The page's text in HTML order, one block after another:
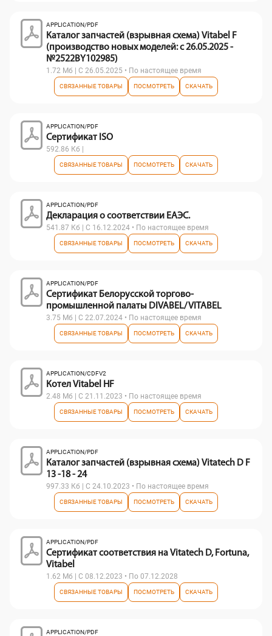
APPLICATION/PDF
Каталог запчастей (взрывная схема) Vitabel F
(производство новых моделей: с 26.05.2025 -
№2522BY102985)
1.72 Мб | С 26.05.2025 • По настоящее время
СВЯЗАННЫЕ ТОВАРЫ ПОСМОТРЕТЬ СКАЧАТЬ
APPLICATION/PDF
Сертификат ISO
592.86 Кб |
СВЯЗАННЫЕ ТОВАРЫ ПОСМОТРЕТЬ СКАЧАТЬ
APPLICATION/PDF
Декларация о соответствии ЕАЭС.
541.87 Кб | С 16.12.2024 • По настоящее время
СВЯЗАННЫЕ ТОВАРЫ ПОСМОТРЕТЬ СКАЧАТЬ
APPLICATION/PDF
Сертификат Белорусской торгово-
промышленной палаты DIVABEL/ VITABEL
3.75 Мб | С 22.07.2024 • По настоящее время
СВЯЗАННЫЕ ТОВАРЫ ПОСМОТРЕТЬ СКАЧАТЬ
APPLICATION/CDFV2
Котел Vitabel HF
2.48 Мб | С 21.11.2023 • По настоящее время
СВЯЗАННЫЕ ТОВАРЫ ПОСМОТРЕТЬ СКАЧАТЬ
APPLICATION/PDF
Каталог запчастей (взрывная схема) Vitatech D F
13 -18 - 24
997.33 Кб | С 24.10.2023 • По настоящее время
СВЯЗАННЫЕ ТОВАРЫ ПОСМОТРЕТЬ СКАЧАТЬ
APPLICATION/PDF
Сертификат соответствия на Vitatech D, Fortuna,
Vitabel
1.62 Мб | С 08.12.2023 • По 07.12.2028
СВЯЗАННЫЕ ТОВАРЫ ПОСМОТРЕТЬ СКАЧАТЬ
APPLICATION/PDF